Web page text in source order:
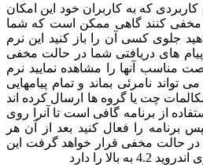
که به کاربران خود این امکان
کنند گاهی ممکن است که شما
کسی آن را باز کنید این نرم
دریافتی شما در حالت مخفی
آنها را مشاهده نمایید نرم
بماند و تمام پیامهایی
یا گروه ها ارسال کرده اند
برنامه گافی است تا آنرا روی
را فعال کنید بعد از آن هر
مخفی قرار خواهد گرفت این